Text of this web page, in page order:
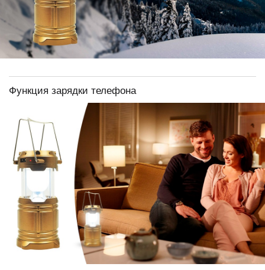
Функция зарядки телефона